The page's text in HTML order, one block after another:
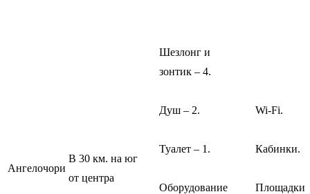
Ангелочори
В 30 км. на юг
от центра
Шезлонг и
зонтик – 4.
Душ – 2.
Туалет – 1.
Оборудование
Wi-Fi.
Кабинки.
Площадки